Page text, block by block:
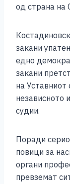
од страна на
закани
едно
закани
на Уставниот
независното
судии.
Поради
повици за
органи
превземат